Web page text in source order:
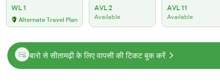
WL 1
Alternate Travel Plan
AVL 2
Available
AVL 11
Available
बारो से सीतामढ़ी के लिए वापसी की टिकट बुक करें